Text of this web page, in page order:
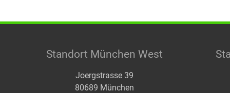
Standort München West
Joergstrasse 39
80689 München